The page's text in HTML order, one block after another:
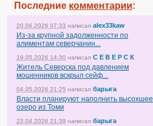
Последние комментарии:
20.06.2026 07:33 написал alex33kaw
Из-за крупной задолженности по
алиментам северчанин...
19.05.2026 14:30 написал С Е В Е Р С К
Житель Северска под давлением
мошенников вскрыл сейф...
04.05.2026 21:25 написал барыга
Власти планируют наполнить высохшее
озеро из Томи
23.04.2026 21:39 написал барыга